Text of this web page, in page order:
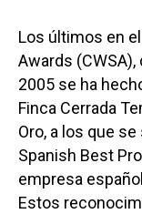
Los últimos en
Awards
2005 se ha
Finca Cerrada
Oro, a los que
Spanish Best
empresa
Estos